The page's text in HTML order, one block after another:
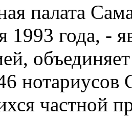
палата
1993 года, -
нотариусов
частной